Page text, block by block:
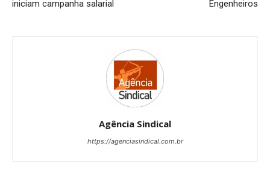
iniciam campanha salarial
Engenheiros
Agência Sindical
https://agenciasindical.com.br